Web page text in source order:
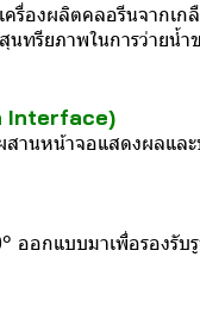
รื่องผลิตคลอรีนจากเ
ทรียภาพในการว่ายน้
Interface)
นหน้าจอแสดงผลและ
ออกแบบมาเพื่อรองรั